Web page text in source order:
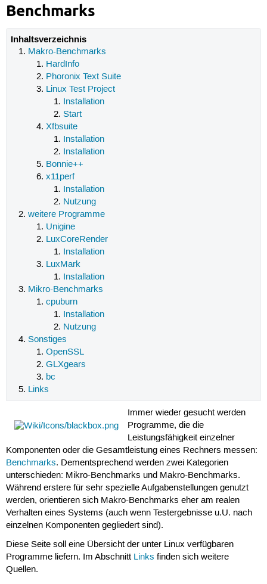
Benchmarks
Inhaltsverzeichnis
Makro-Benchmarks
HardInfo
Phoronix Text Suite
Linux Test Project
Installation
Start
Xfbsuite
Installation
Installation
Bonnie++
x11perf
Installation
Nutzung
weitere Programme
Unigine
LuxCoreRender
Installation
LuxMark
Installation
Mikro-Benchmarks
cpuburn
Installation
Nutzung
Sonstiges
OpenSSL
GLXgears
bc
Links
Immer wieder gesucht werden
Programme, die die
Leistungsfähigkeit einzelner
Komponenten oder die Gesamtleistung eines Rechners messen:
Benchmarks. Dementsprechend werden zwei Kategorien
unterschieden: Mikro-Benchmarks und Makro-Benchmarks.
Während erstere für sehr spezielle Aufgabenstellungen genutzt
werden, orientieren sich Makro-Benchmarks eher am realen
Verhalten eines Systems (auch wenn Testergebnisse u.U. nach
einzelnen Komponenten gegliedert sind).
Diese Seite soll eine Übersicht der unter Linux verfügbaren
Programme liefern. Im Abschnitt Links finden sich weitere
Quellen.